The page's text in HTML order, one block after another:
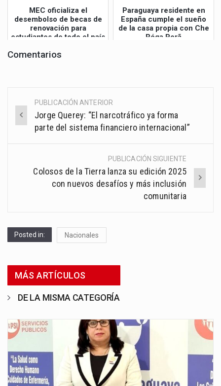
MEC oficializa el
desembolso de becas de
renovación para
estudiantes de todo el país
Paraguaya residente en
España cumple el sueño
de la casa propia con Che
Róga Porã
Comentarios
Post
navigation
PUBLICACIÓN ANTERIOR
Jorge Querey: “El narcotráfico ya forma
parte del sistema financiero internacional”
PUBLICACIÓN SIGUIENTE
Colosos de la Tierra lanza su edición 2025
con nuevos desafíos y más inclusión
comunitaria
Posted in: Nacionales
MÁS ARTÍCULOS
DE LA MISMA CATEGORÍA